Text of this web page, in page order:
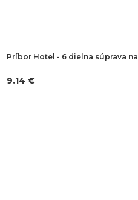
Príbor Hotel - 6 dielna súprava
9.14 €